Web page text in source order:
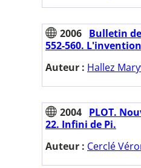
2006 Bulletin de
552-560.
Auteur : Hallez
2004 PLOT.
22. Infini de Pi.
Auteur : Cerclé